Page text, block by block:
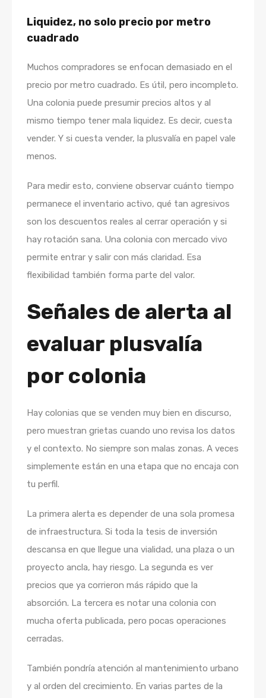
Liquidez, no solo precio por metro
cuadrado
Muchos compradores se enfocan demasiado en el
precio por metro cuadrado. Es útil, pero incompleto.
Una colonia puede presumir precios altos y al
mismo tiempo tener mala liquidez. Es decir, cuesta
vender. Y si cuesta vender, la plusvalía en papel vale
menos.
Para medir esto, conviene observar cuánto tiempo
permanece el inventario activo, qué tan agresivos
son los descuentos reales al cerrar operación y si
hay rotación sana. Una colonia con mercado vivo
permite entrar y salir con más claridad. Esa
flexibilidad también forma parte del valor.
Señales de alerta al
evaluar plusvalía
por colonia
Hay colonias que se venden muy bien en discurso,
pero muestran grietas cuando uno revisa los datos
y el contexto. No siempre son malas zonas. A veces
simplemente están en una etapa que no encaja con
tu perfil.
La primera alerta es depender de una sola promesa
de infraestructura. Si toda la tesis de inversión
descansa en que llegue una vialidad, una plaza o un
proyecto ancla, hay riesgo. La segunda es ver
precios que ya corrieron más rápido que la
absorción. La tercera es notar una colonia con
mucha oferta publicada, pero pocas operaciones
cerradas.
También pondría atención al mantenimiento urbano
y al orden del crecimiento. En varias partes de la